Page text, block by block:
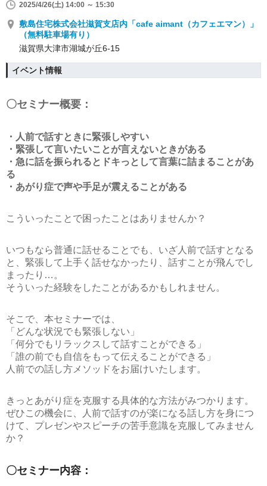
2025/4/26(土) 14:00 ～ 15:30
敷島住宅株式会社滋賀支店内「cafe aimant（カフェエマン）」
（無料駐車場有り）
滋賀県大津市湖城が丘6-15
イベント情報
〇セミナー概要：
・人前で話すときに緊張しやすい
・緊張して言いたいことが言えないときがある
・急に話を振られるとドキっとして言葉に詰まることがあ
る
・あがり症で声や手足が震えることがある
こういったことで困ったことはありませんか？
いつもなら普通に話せることでも、いざ人前で話すとなる
と、緊張して上手く話せなかったり、話すことが飛んでし
まったり…。
そういった経験をしたことがあるかもしれません。
そこで、本セミナーでは、
「どんな状況でも緊張しない」
「何分でもリラックスして話すことができる」
「誰の前でも自信をもって伝えることができる」
人前での話し方メソッドをお届けいたします。
きっとあがり症を克服する具体的な方法がみつかります。
ぜひこの機会に、人前で話すのが楽になる話し方を身につ
けて、プレゼンやスピーチの苦手意識を克服してみません
か？
〇セミナー内容：